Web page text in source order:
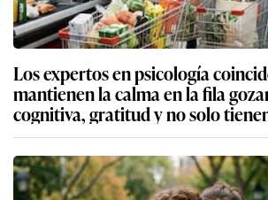
Los expertos en psicología
mantienen la calma en la fila
cognitiva, gratitud y no solo